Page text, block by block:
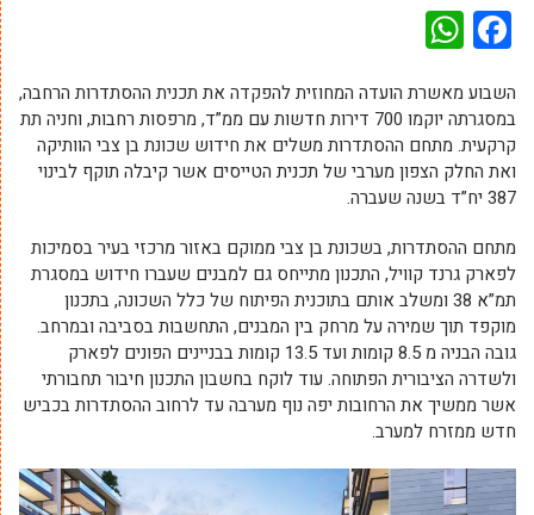
Facebook
השבוע מאשרת הועדה המחוזית להפקדה את תכנית ההסתדרות הרחבה,
במסגרתה יוקמו 700 דירות חדשות עם ממ”ד, מרפסות רחבות, וחניה תת
קרקעית. מתחם ההסתדרות משלים את חידוש שכונת בן צבי הוותיקה
ואת החלק הצפון מערבי של תכנית הטייסים אשר קיבלה תוקף לבינוי
387 יח”ד בשנה שעברה.
מתחם ההסתדרות, בשכונת בן צבי ממוקם באזור מרכזי בעיר בסמיכות
לפארק גרנד קוויל, התכנון מתייחס גם למבנים שעברו חידוש במסגרת
תמ”א 38 ומשלב אותם בתוכנית הפיתוח של כלל השכונה, בתכנון
מוקפד תוך שמירה על מרחק בין המבנים, התחשבות בסביבה ובמרחב.
גובה הבניה מ 8.5 קומות ועד 13.5 קומות בבניינים הפונים לפארק
ולשדרה הציבורית הפתוחה. עוד לוקח בחשבון התכנון חיבור תחבורתי
אשר ממשיך את הרחובות יפה נוף מערבה עד לרחוב ההסתדרות בכביש
חדש ממזרח למערב.